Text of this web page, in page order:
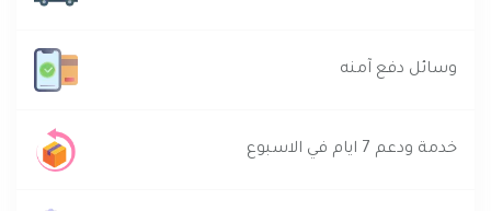
وسائل دفع آمنه
خدمة ودعم 7 ايام في الاسبوع